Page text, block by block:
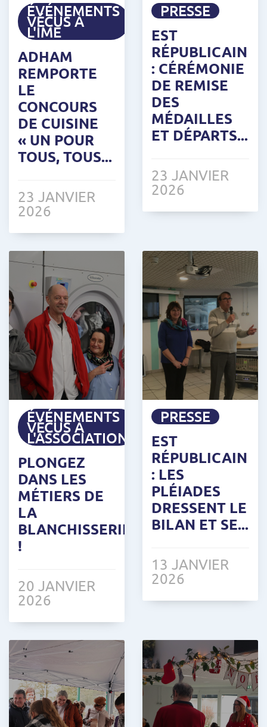
ÉVÉNEMENTS
VÉCUS À
L'IME
ADHAM
REMPORTE
LE
CONCOURS
DE CUISINE
« UN POUR
TOUS, TOUS...
23 JANVIER
2026
PRESSE
EST
RÉPUBLICAIN
: CÉRÉMONIE
DE REMISE
DES
MÉDAILLES
ET DÉPARTS...
23 JANVIER
2026
ÉVÉNEMENTS
VÉCUS À
L'ASSOCIATION
PLONGEZ
DANS LES
MÉTIERS DE
LA
BLANCHISSERIE
!
20 JANVIER
2026
PRESSE
EST
RÉPUBLICAIN
: LES
PLÉIADES
DRESSENT LE
BILAN ET SE...
13 JANVIER
2026